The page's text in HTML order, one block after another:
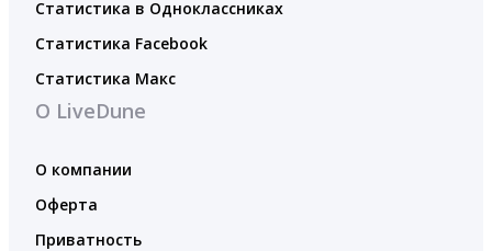
Статистика в Одноклассниках
Статистика Facebook
Статистика Макс
О LiveDune
О компании
Оферта
Приватность